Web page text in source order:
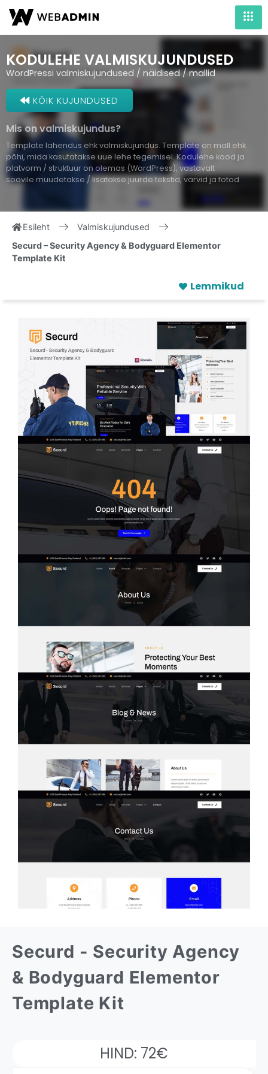
KODULEHE VALMISKUJUNDUSED
WordPressi valmiskujundused / näidised / mallid
KÕIK KUJUNDUSED
Mis on valmiskujundus?
Template lahendus ehk valmiskujundus. Template on mall ehk
põhi, mida kasutatakse uue lehe tegemisel. Kodulehe kood ja
platvorm / struktuur on olemas (WordPress), vastavalt
soovile muudetakse / lisatakse juurde tekstid, värvid ja fotod.
Esileht
Valmiskujundused
Securd – Security Agency & Bodyguard Elementor
Template Kit
Lemmikud
Securd - Security Agency
& Bodyguard Elementor
Template Kit
HIND: 72€